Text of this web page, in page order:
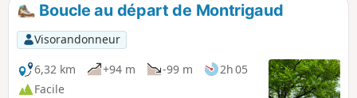
Boucle au départ de Montrigaud
Visorandonneur
6,32 km
+94 m -99 m
2h 05
Facile